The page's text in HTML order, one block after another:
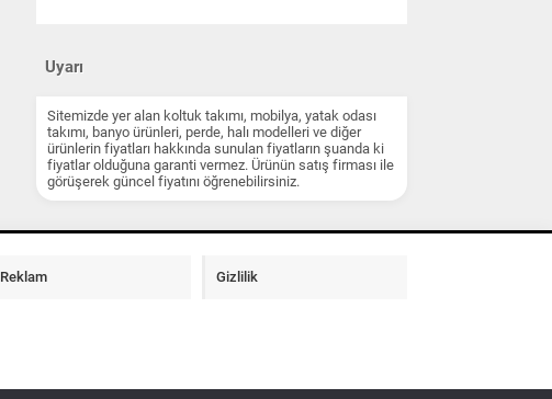
Uyarı
Sitemizde yer alan koltuk takımı, mobilya, yatak odası
takımı, banyo ürünleri, perde, halı modelleri ve diğer
ürünlerin fiyatları hakkında sunulan fiyatların şuanda ki
fiyatlar olduğuna garanti vermez. Ürünün satış firması ile
görüşerek güncel fiyatını öğrenebilirsiniz.
Reklam Gizlilik